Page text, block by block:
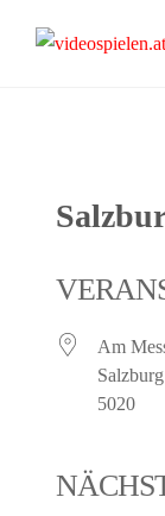
Am
Salzburg
5020